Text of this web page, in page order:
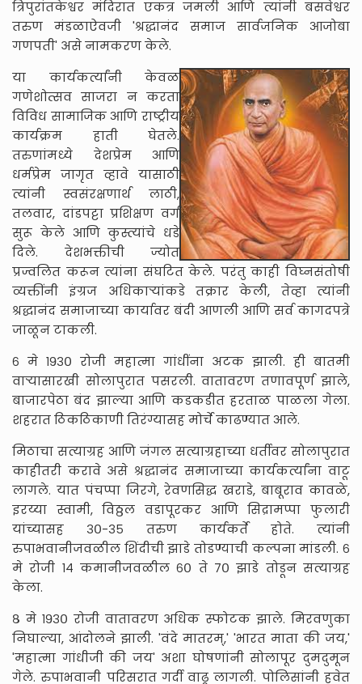
त्रिपुरांतकेश्वर मंदिरात एकत्र जमली आणि त्यांनी बसवेश्वर
तरुण मंडळाऐवजी 'श्रद्धानंद समाज सार्वजनिक आजोबा
गणपती' असे नामकरण केले.
या कार्यकर्त्यांनी केवळ
गणेशोत्सव साजरा न करता
विविध सामाजिक आणि राष्ट्रीय
कार्यक्रम हाती घेतले.
तरुणांमध्ये देशप्रेम आणि
धर्मप्रेम जागृत व्हावे यासाठी
त्यांनी स्वसंरक्षणार्थ लाठी,
तलवार, दांडपट्टा प्रशिक्षण वर्ग
सुरू केले आणि कुस्त्यांचे धडे
दिले. देशभक्तीची ज्योत
प्रज्वलित करून त्यांना संघटित केले. परंतु काही विघ्नसंतोषी
व्यक्तींनी इंग्रज अधिकाऱ्यांकडे तक्रार केली, तेव्हा त्यांनी
श्रद्धानंद समाजाच्या कार्यावर बंदी आणली आणि सर्व कागदपत्रे
जाळून टाकली.
६ मे १९३० रोजी महात्मा गांधींना अटक झाली. ही बातमी
वाऱ्यासारखी सोलापुरात पसरली. वातावरण तणावपूर्ण झाले,
बाजारपेठा बंद झाल्या आणि कडकडीत हरताळ पाळला गेला.
शहरात ठिकठिकाणी तिरंग्यासह मोर्चे काढण्यात आले.
मिठाचा सत्याग्रह आणि जंगल सत्याग्रहाच्या धर्तीवर सोलापुरात
काहीतरी करावे असे श्रद्धानंद समाजाच्या कार्यकर्त्यांना वाटू
लागले. यात पंचप्पा जिरगे, रेवणसिद्ध खराडे, बाबूराव कावळे,
इरय्या स्वामी, विठ्ठल वडापूरकर आणि सिद्रामप्पा फुलारी
यांच्यासह ३०-३५ तरुण कार्यकर्ते होते. त्यांनी
रुपाभवानीजवळील शिंदीची झाडे तोडण्याची कल्पना मांडली. ६
मे रोजी १४ कमानीजवळील ६० ते ७० झाडे तोडून सत्याग्रह
केला.
८ मे १९३० रोजी वातावरण अधिक स्फोटक झाले. मिरवणुका
निघाल्या, आंदोलने झाली. 'वंदे मातरम्,' 'भारत माता की जय,'
'महात्मा गांधीजी की जय' अशा घोषणांनी सोलापूर दुमदुमून
गेले. रुपाभवानी परिसरात गर्दी वाढू लागली. पोलिसांनी हवेत